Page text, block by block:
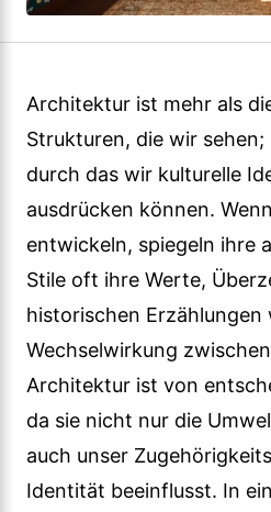
Architektur ist mehr als
Strukturen, die wir
durch das wir kulturelle
ausdrücken können.
entwickeln, spiegeln ihre
Stile oft ihre Werte,
historischen Erzählungen
Wechselwirkung
Architektur ist von
da sie nicht nur die
auch unser
Identität beeinflusst. In